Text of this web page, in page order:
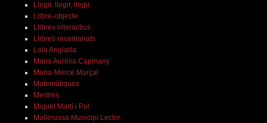
Llegir, llegir, llegir
Llibre-objecte
Llibres interactius
Llibres recomanats
Lola Anglada
Maria Aurèlia Capmany
Maria-Mercè Marçal
Matemàtiques
Mestres
Miquel Martí i Pol
Mollerussa Municipi Lector